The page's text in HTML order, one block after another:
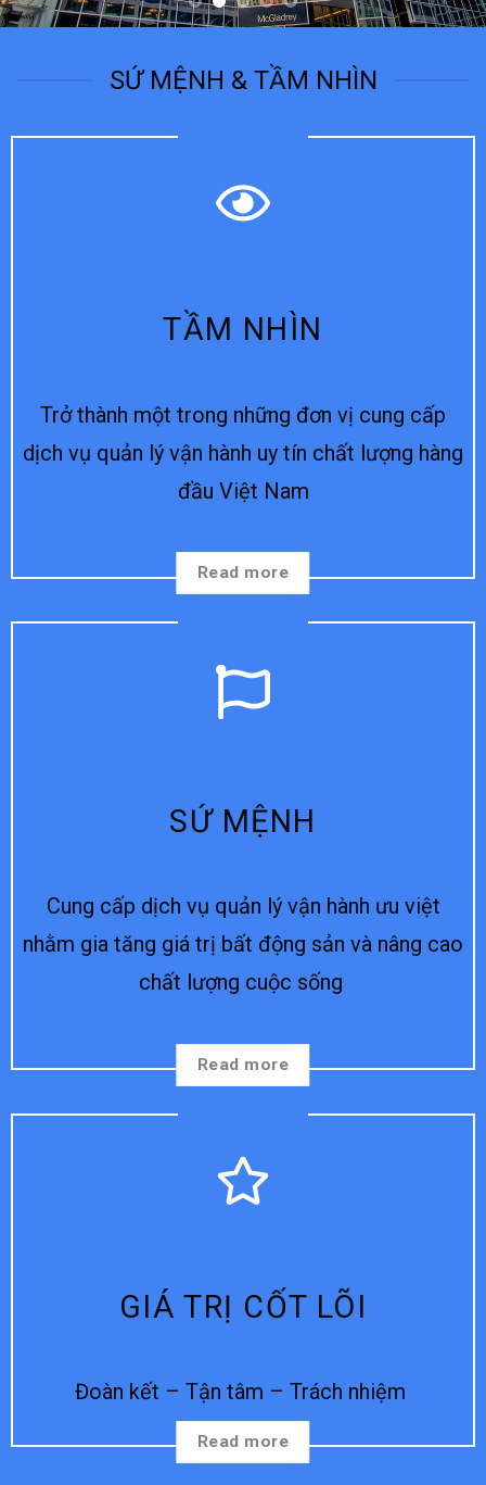
SỨ MỆNH & TẦM NHÌN
TẦM NHÌN
Trở thành một trong những đơn vị cung cấp
dịch vụ quản lý vận hành uy tín chất lượng hàng
đầu Việt Nam
Read more
SỨ MỆNH
Cung cấp dịch vụ quản lý vận hành ưu việt
nhằm gia tăng giá trị bất động sản và nâng cao
chất lượng cuộc sống
Read more
GIÁ TRỊ CỐT LÕI
Đoàn kết – Tận tâm – Trách nhiệm
Read more